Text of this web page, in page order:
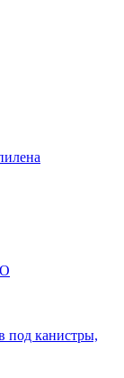
под канистры,